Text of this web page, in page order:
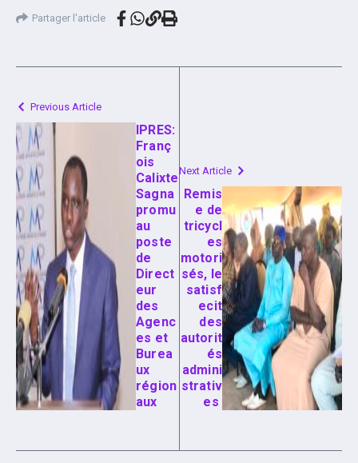
Partager l'article
Previous Article
IPRES:
Franç
ois
Calixte
Sagna
promu
au
poste
de
Direct
eur
des
Agenc
es et
Burea
ux
région
aux
Next Article
Remis
e de
tricycl
es
motori
sés, le
satisf
ecit
des
autorit
és
admini
strativ
es